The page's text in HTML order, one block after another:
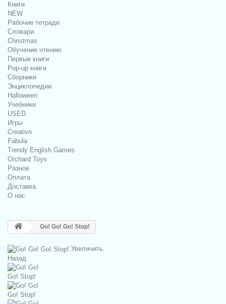
Книги
NEW
Рабочие тетради
Словари
Christmas
Обучение чтению
Первые книги
Pop-up книги
Сборники
Энциклопедии
Halloween
Учебники
USED
Игры
Creativo
Fabula
Trendy English Games
Orchard Toys
Разное
Оплата
Доставка
О нас
Go! Go! Go! Stop!
Увеличить
Назад